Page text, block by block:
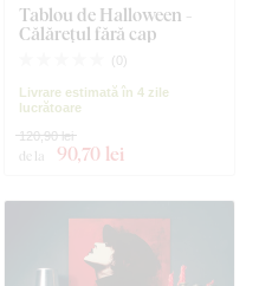
Tablou de Halloween -
Călărețul fără cap
( 0)
Livrare estimată în 4 zile
lucrătoare
de la 90,70 lei
120,90 lei